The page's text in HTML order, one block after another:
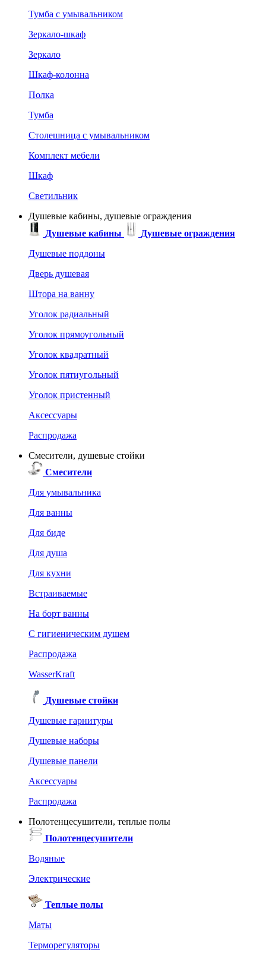
Тумба с умывальником
Зеркало-шкаф
Зеркало
Шкаф-колонна
Полка
Тумба
Столешница с умывальником
Комплект мебели
Шкаф
Светильник
Душевые кабины, душевые ограждения
Душевые кабины
Душевые ограждения
Душевые поддоны
Дверь душевая
Штора на ванну
Уголок радиальный
Уголок прямоугольный
Уголок квадратный
Уголок пятиугольный
Уголок пристенный
Аксессуары
Распродажа
Смесители, душевые стойки
Смесители
Для умывальника
Для ванны
Для биде
Для душа
Для кухни
Встраиваемые
На борт ванны
C гигиеническим душем
Распродажа
WasserKraft
Душевые стойки
Душевые гарнитуры
Душевые наборы
Душевые панели
Аксессуары
Распродажа
Полотенцесушители, теплые полы
Полотенцесушители
Водяные
Электрические
Теплые полы
Маты
Терморегуляторы